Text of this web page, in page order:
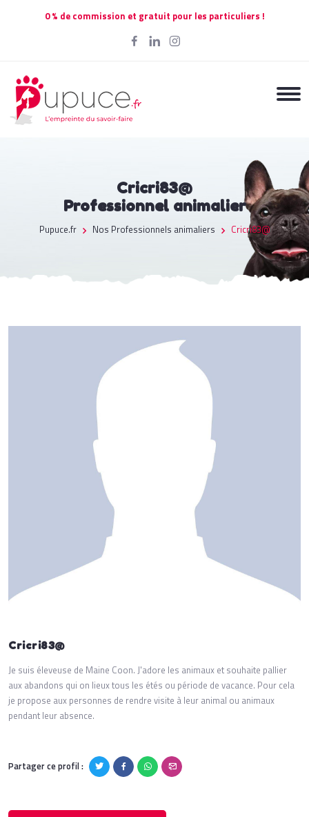
0 % de commission et gratuit pour les particuliers !
Cricri83@
Professionnel animalier
Pupuce.fr Nos Professionnels animaliers Cricri83@
Cricri83@
Je suis éleveuse de Maine Coon. J'adore les animaux et souhaite pallier
aux abandons qui on lieux tous les étés ou période de vacance. Pour cela
je propose aux personnes de rendre visite à leur animal ou animaux
pendant leur absence.
Partager ce profil :